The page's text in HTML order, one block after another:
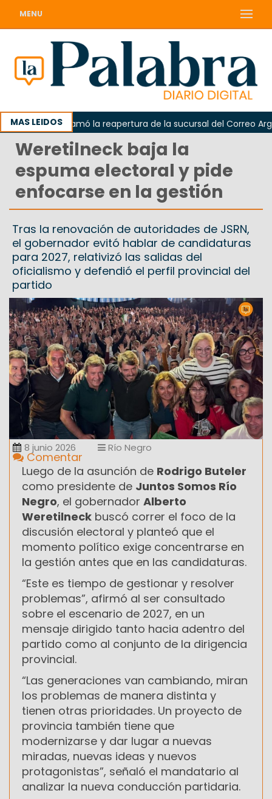
MENU
MAS LEIDOS
reclamó la reapertura de la sucursal del Correo
Weretilneck baja la
espuma electoral y pide
enfocarse en la gestión
Tras la renovación de autoridades de JSRN,
el gobernador evitó hablar de candidaturas
para 2027, relativizó las salidas del
oficialismo y defendió el perfil provincial del
partido
8 junio 2026 Río Negro
Comentar
Luego de la asunción de Rodrigo Buteler
como presidente de Juntos Somos Río
Negro, el gobernador Alberto
Weretilneck buscó correr el foco de la
discusión electoral y planteó que el
momento político exige concentrarse en
la gestión antes que en las candidaturas.
“Este es tiempo de gestionar y resolver
problemas”, afirmó al ser consultado
sobre el escenario de 2027, en un
mensaje dirigido tanto hacia adentro del
partido como al conjunto de la dirigencia
provincial.
“Las generaciones van cambiando, miran
los problemas de manera distinta y
tienen otras prioridades. Un proyecto de
provincia también tiene que
modernizarse y dar lugar a nuevas
miradas, nuevas ideas y nuevos
protagonistas”, señaló el mandatario al
analizar la nueva conducción partidaria.